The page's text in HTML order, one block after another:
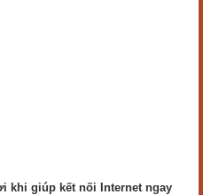
khi giúp kết nối Internet ngay